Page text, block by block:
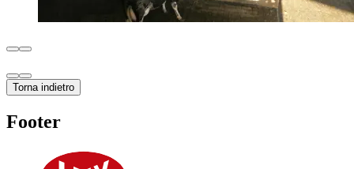
Torna indietro
Footer